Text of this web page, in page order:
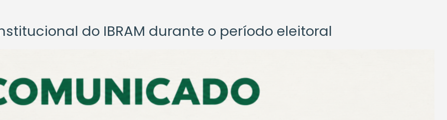
do IBRAM durante o período eleitoral